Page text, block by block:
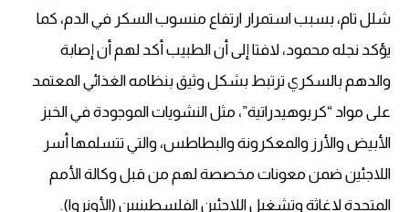
شلل تام، بسبب استمرار ارتفاع منسوب السكر في الدم، كما
يؤكد نجله محمود، لافتا إلى أن الطبيب أكد لهم أن إصابة
والدهم بالسكري ترتبط بشكل وثيق بنظامه الغذائي المعتمد
على مواد “كربوهيدراتية”، مثل النشويات الموجودة في الخبز
الأبيض والأرز والمعكرونة والبطاطس، والتي تتسلمها أسر
اللاجئين ضمن معونات مخصصة لهم من قبل وكالة الأمم
المتحدة لإغاثة وتشغيل اللاجئين الفلسطينيين (الأونروا).